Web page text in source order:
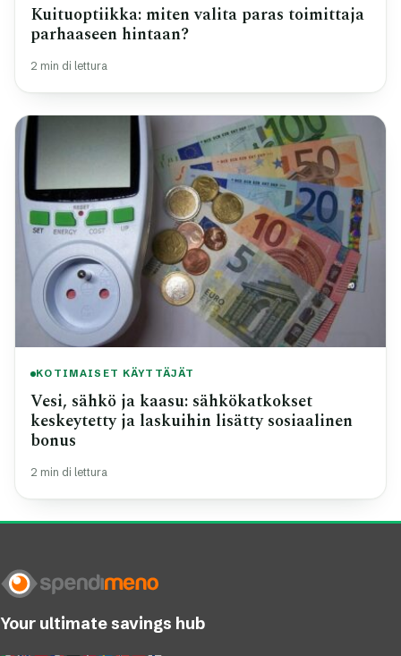
Kuituoptiikka: miten valita paras toimittaja
parhaaseen hintaan?
2 min di lettura
KOTIMAISET KÄYTTÄJÄT
Vesi, sähkö ja kaasu: sähkökatkokset
keskeytetty ja laskuihin lisätty sosiaalinen
bonus
2 min di lettura
Your ultimate savings hub